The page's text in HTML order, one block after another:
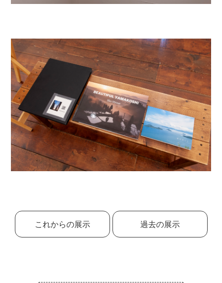
これからの展示 過去の展示